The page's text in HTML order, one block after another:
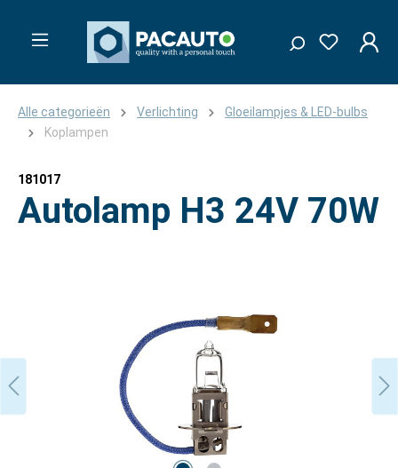
Alle categorieën Verlichting
Gloeilampjes & LED-bulbs
Koplampen
181017
Autolamp H3 24V 70W